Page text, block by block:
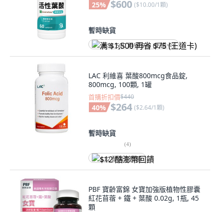
25% $600 ($10.00/1顆)
暫時缺貨
满 $1,500 再省 $75 (王道卡)
LAC 利維喜 葉酸800mcg食品錠,
800mcg, 100顆, 1罐
首購折扣價$440
40% $264 ($2.64/1顆)
暫時缺貨
(4)
$12 酷澎幣回饋
PBF 寶齡富錦 女寶加強版植物性膠囊
紅花苜蓿 + 鐵 + 葉酸 0.02g, 1瓶, 45
顆